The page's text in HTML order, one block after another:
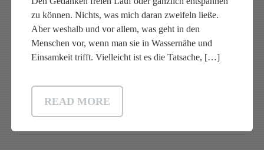
zu können. Nichts, was mich daran zweifeln ließe.
Aber weshalb und vor allem, was geht in den
Menschen vor, wenn man sie in Wassernähe und
Einsamkeit trifft. Vielleicht ist es die Tatsache, […]
READ MORE